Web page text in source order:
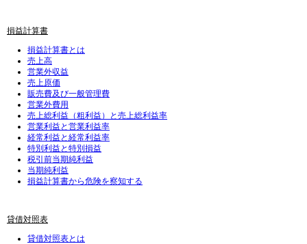
損益計算書
損益計算書とは
売上高
営業外収益
売上原価
販売費及び一般管理費
営業外費用
売上総利益（粗利益）と売上総利益率
営業利益と営業利益率
経常利益と経常利益率
特別利益と特別損益
税引前当期純利益
当期純利益
損益計算書から危険を察知する
貸借対照表
貸借対照表とは